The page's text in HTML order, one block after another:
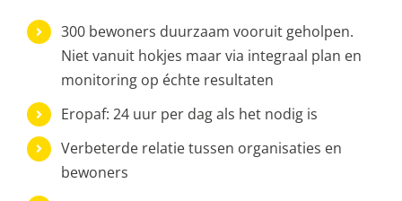
300 bewoners duurzaam vooruit geholpen.
Niet vanuit hokjes maar via integraal plan en
monitoring op échte resultaten
Eropaf: 24 uur per dag als het nodig is
Verbeterde relatie tussen organisaties en
bewoners